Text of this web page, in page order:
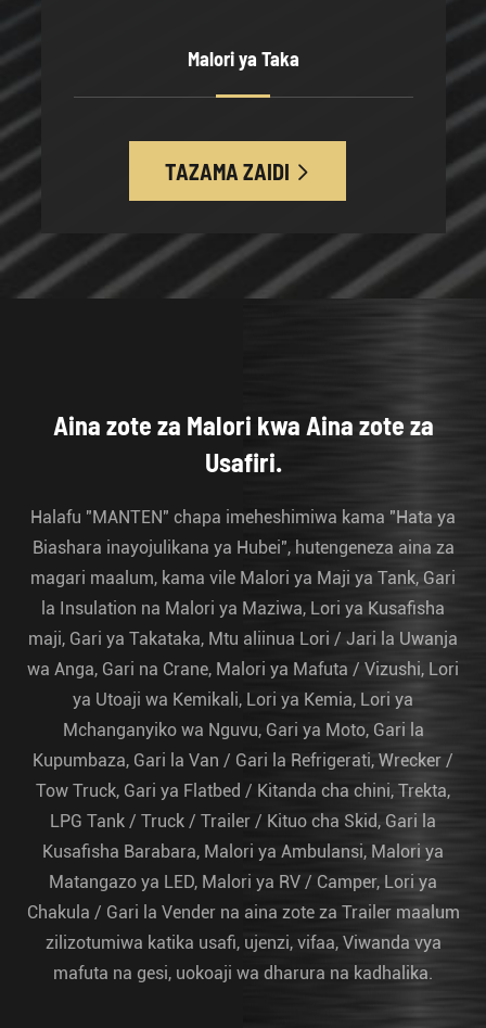
Malori ya Taka
TAZAMA ZAIDI 
Aina zote za Malori kwa Aina zote za
Usafiri.
Halafu "MANTEN" chapa imeheshimiwa kama "Hata ya
Biashara inayojulikana ya Hubei", hutengeneza aina za
magari maalum, kama vile Malori ya Maji ya Tank, Gari
la Insulation na Malori ya Maziwa, Lori ya Kusafisha
maji, Gari ya Takataka, Mtu aliinua Lori / Jari la Uwanja
wa Anga, Gari na Crane, Malori ya Mafuta / Vizushi, Lori
ya Utoaji wa Kemikali, Lori ya Kemia, Lori ya
Mchanganyiko wa Nguvu, Gari ya Moto, Gari la
Kupumbaza, Gari la Van / Gari la Refrigerati, Wrecker /
Tow Truck, Gari ya Flatbed / Kitanda cha chini, Trekta,
LPG Tank / Truck / Trailer / Kituo cha Skid, Gari la
Kusafisha Barabara, Malori ya Ambulansi, Malori ya
Matangazo ya LED, Malori ya RV / Camper, Lori ya
Chakula / Gari la Vender na aina zote za Trailer maalum
zilizotumiwa katika usafi, ujenzi, vifaa, Viwanda vya
mafuta na gesi, uokoaji wa dharura na kadhalika.